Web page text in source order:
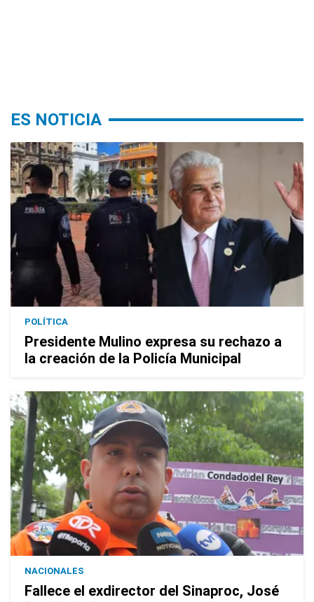
ES NOTICIA
POLÍTICA
Presidente Mulino expresa su rechazo a
la creación de la Policía Municipal
NACIONALES
Fallece el exdirector del Sinaproc, José